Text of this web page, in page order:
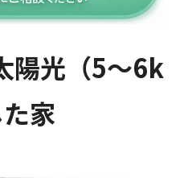
陽光（5〜6k
家